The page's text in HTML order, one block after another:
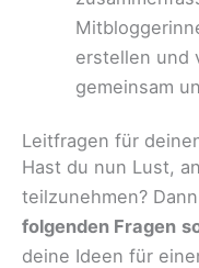
erstellen und
gemeinsam
Leitfragen für
Hast du nun Lust,
teilzunehmen?
folgenden Fragen
deine Ideen für